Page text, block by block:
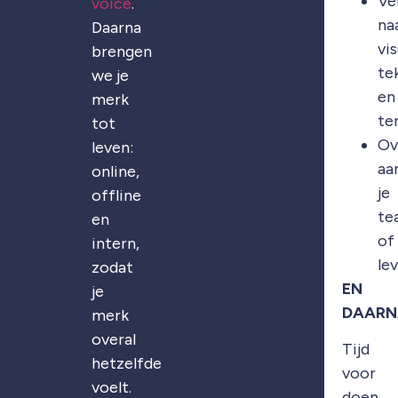
Daarna
brengen
we je
merk
tot
leven:
online,
offline
en
intern,
zodat
je
merk
overal
hetzelfde
voelt.
en
je
of
EN
Tijd
voor